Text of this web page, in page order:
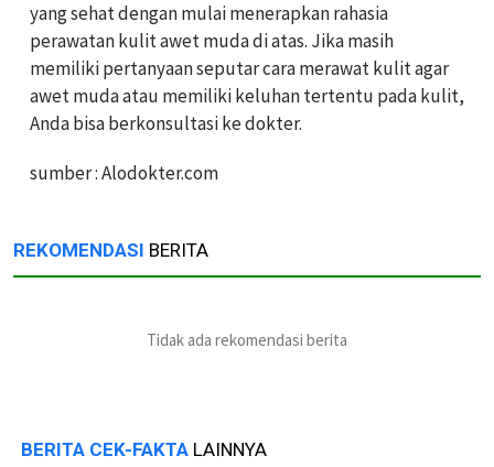
yang sehat dengan mulai menerapkan rahasia
perawatan kulit awet muda di atas. Jika masih
memiliki pertanyaan seputar cara merawat kulit agar
awet muda atau memiliki keluhan tertentu pada kulit,
Anda bisa berkonsultasi ke dokter.
sumber : Alodokter.com
REKOMENDASI BERITA
Tidak ada rekomendasi berita
BERITA CEK-FAKTA LAINNYA